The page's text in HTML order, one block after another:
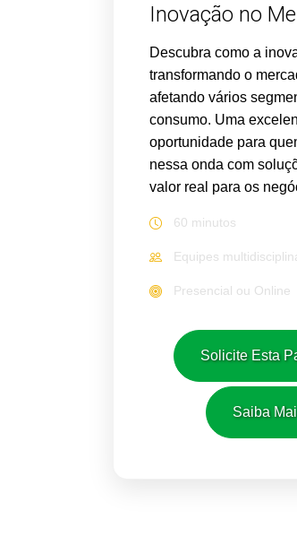
Inovação no
Descubra como a
transformando o
afetando vários
consumo. Uma
oportunidade para
nessa onda com
valor real para os
60 minutos
Equipes
Presencial ou Online
Solicite Esta
Saiba